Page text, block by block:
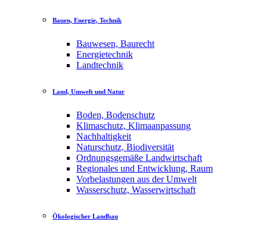
Bauen, Energie, Technik
Bauwesen, Baurecht
Energietechnik
Landtechnik
Land, Umwelt und Natur
Boden, Bodenschutz
Klimaschutz, Klimaanpassung
Nachhaltigkeit
Naturschutz, Biodiversität
Ordnungsgemäße Landwirtschaft
Regionales und Entwicklung, Raum
Vorbelastungen aus der Umwelt
Wasserschutz, Wasserwirtschaft
Ökologischer Landbau